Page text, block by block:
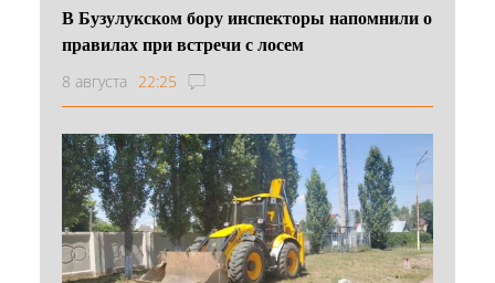
В Бузулукском бору инспекторы напомнили о
правилах при встречи с лосем
8 августа 22:25